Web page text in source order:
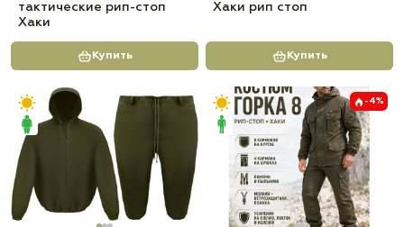
тактические рип-стоп
Хаки
Купить
Хаки рип стоп
Купить
-4%